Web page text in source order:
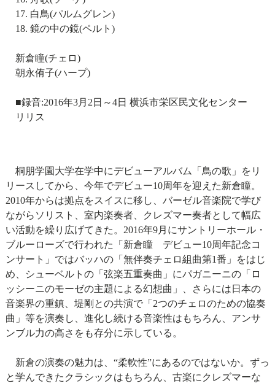
17. 白鳥(パルムグレン)
18. 鏡の中の鏡(ペルト)
新倉瞳(チェロ)
朝永侑子(ハープ)
■録音:2016年3月2日～4日 横浜市栄区民文化センター
リリス
桐朋学園大学在学中にデビューアルバム「鳥の歌」をリ
リースしてから、今年でデビュー10周年を迎えた新倉瞳。
2010年からは拠点をスイスに移し、バーゼル音楽院で学び
ながらソリスト、室内楽奏者、クレズマー奏者として幅広
い活動を繰り広げてきた。2016年9月にサントリーホール・
ブルーローズで行われた「新倉瞳 デビュー10周年記念コ
ンサート」ではバッハの「無伴奏チェロ組曲第1番」をはじ
め、シューベルトの「弦楽五重奏曲」にパガニーニの「ロ
ッシーニのモーゼの主題による幻想曲」、さらには日本の
音楽界の重鎮、堤剛との共演で「2つのチェロのための協奏
曲」等を演奏し、進化し続ける音楽性はもちろん、アンサ
ンブル力の高さをも存分に示している。
新倉の演奏の魅力は、“柔軟性”にあるのではないか。ずっ
と学んできたクラシックはもちろん、古楽にクレズマーな